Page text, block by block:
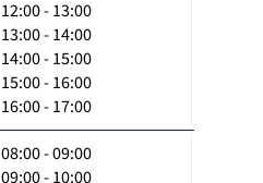
12:00 - 13:00
13:00 - 14:00
14:00 - 15:00
15:00 - 16:00
16:00 - 17:00
08:00 - 09:00
09:00 - 10:00